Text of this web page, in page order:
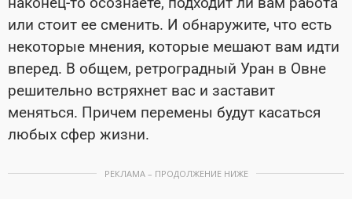
или стоит ее сменить. И обнаружите, что есть
некоторые мнения, которые мешают вам идти
вперед. В общем, ретроградный Уран в Овне
решительно встряхнет вас и заставит
меняться. Причем перемены будут касаться
любых сфер жизни.
РЕКЛАМА – ПРОДОЛЖЕНИЕ НИЖЕ